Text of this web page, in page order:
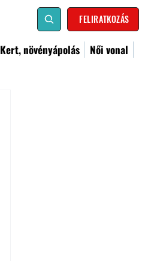
FELIRATKOZÁS
Kert, növényápolás Női vonal